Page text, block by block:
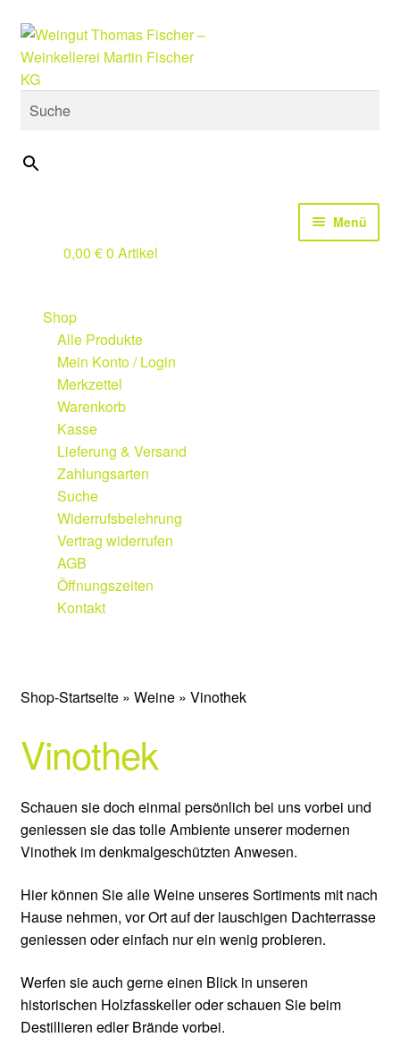
Zur
Navigation
springen
Zum
Inhalt
springen
Menü
Design Studio
Weine
Qualitätskategorien
Vinothek
Etiketten
Weingut
Weinberge
Keller
Wärme
Gasthaus Krone
Weinproben
Weinkeller
0,00 €0 Artikel
Shop
Alle Produkte
Mein Konto / Login
Merkzettel
Warenkorb
Kasse
Lieferung & Versand
Zahlungsarten
Suche
Widerrufsbelehrung
Vertrag widerrufen
AGB
Öffnungszeiten
Kontakt
Shop-Startseite» Weine» Vinothek
Vinothek
Schauen sie doch einmal persönlich bei uns vorbei und
geniessen sie das tolle Ambiente unserer modernen
Vinothek im denkmalgeschützten Anwesen.
Hier können Sie alle Weine unseres Sortiments mit nach
Hause nehmen, vor Ort auf der lauschigen Dachterrasse
geniessen oder einfach nur ein wenig probieren.
Werfen sie auch gerne einen Blick in unseren
historischen Holzfasskeller oder schauen Sie beim
Destillieren edler Brände vorbei.